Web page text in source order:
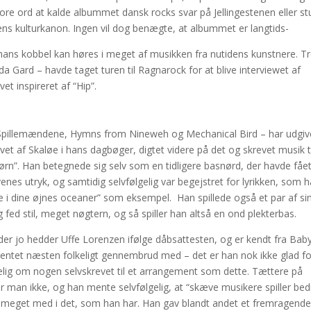
ord at kalde albummet dansk rocks svar på Jellingestenen eller
kulturkanon. Ingen vil dog benægte, at albummet er langtids-
kobbel kan høres i meget af musikken fra nutidens kunstnere.
Gard – havde taget turen til Ragnarock for at blive interviewet af
inspireret af “Hip”.
Hymns from Nineweh og Mechanical Bird – har
af Skaløe i hans dagbøger, digtet videre på det og skrevet musik
Han betegnede sig selv som en tidligere basnørd, der havde fået
utryk, og samtidig selvfølgelig var begejstret for lyrikken, som
i dine øjnes oceaner” som eksempel. Han spillede også et par af
stil, meget nøgtern, og så spiller han altså en ond plekterbas.
jo hedder Uffe Lorenzen ifølge dåbsattesten, og er kendt fra
næsten folkeligt gennembrud med – det er han nok ikke glad
om nogen selvskrevet til et arrangement som dette. Tættere på
ikke, og han mente selvfølgelig, at “skæve musikere spiller
med i det, som han har. Han gav blandt andet et fremragende